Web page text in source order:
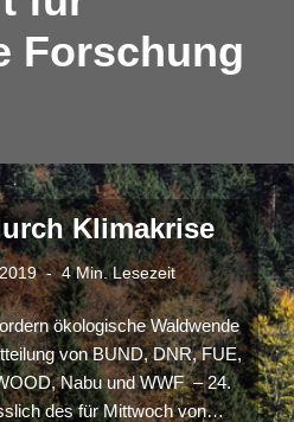
Forschung
Klimakrise
4 Min. Lesezeit
ökologische Waldwende
von BUND, DNR, FUE,
Nabu und WWF – 24.
des für Mittwoch von…